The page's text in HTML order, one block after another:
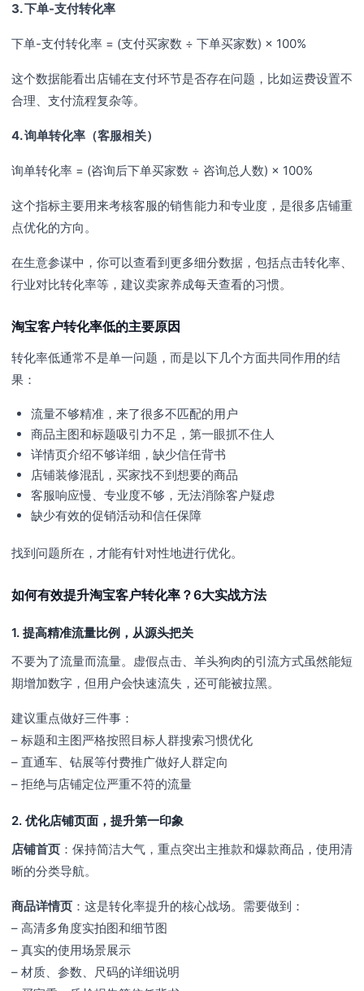
3. 下单-支付转化率
下单-支付转化率 = (支付买家数 ÷ 下单买家数) × 100%
这个数据能看出店铺在支付环节是否存在问题，比如运费设置不
合理、支付流程复杂等。
4. 询单转化率（客服相关）
询单转化率 = (咨询后下单买家数 ÷ 咨询总人数) × 100%
这个指标主要用来考核客服的销售能力和专业度，是很多店铺重
点优化的方向。
在生意参谋中，你可以查看到更多细分数据，包括点击转化率、
行业对比转化率等，建议卖家养成每天查看的习惯。
淘宝客户转化率低的主要原因
转化率低通常不是单一问题，而是以下几个方面共同作用的结
果：
流量不够精准，来了很多不匹配的用户
商品主图和标题吸引力不足，第一眼抓不住人
详情页介绍不够详细，缺少信任背书
店铺装修混乱，买家找不到想要的商品
客服响应慢、专业度不够，无法消除客户疑虑
缺少有效的促销活动和信任保障
找到问题所在，才能有针对性地进行优化。
如何有效提升淘宝客户转化率？6大实战方法
1. 提高精准流量比例，从源头把关
不要为了流量而流量。虚假点击、羊头狗肉的引流方式虽然能短
期增加数字，但用户会快速流失，还可能被拉黑。
建议重点做好三件事：
– 标题和主图严格按照目标人群搜索习惯优化
– 直通车、钻展等付费推广做好人群定向
– 拒绝与店铺定位严重不符的流量
2. 优化店铺页面，提升第一印象
店铺首页 ：保持简洁大气，重点突出主推款和爆款商品，使用清
晰的分类导航。
商品详情页 ：这是转化率提升的核心战场。需要做到：
– 高清多角度实拍图和细节图
– 真实的使用场景展示
– 材质、参数、尺码的详细说明